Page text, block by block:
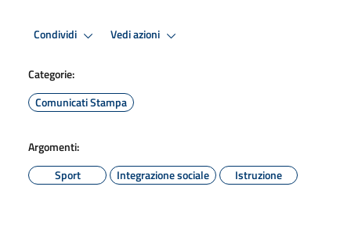
Condividi Vedi azioni
Categorie:
Comunicati Stampa
Argomenti:
Sport
Integrazione sociale Istruzione